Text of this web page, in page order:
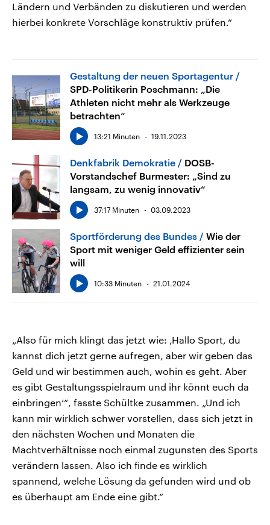
Ländern und Verbänden zu diskutieren und werden
hierbei konkrete Vorschläge konstruktiv prüfen.“
Gestaltung der neuen Sportagentur
SPD-Politikerin Poschmann: „Die
Athleten nicht mehr als Werkzeuge
betrachten“
13:21 Minuten 19.11.2023
Denkfabrik Demokratie
DOSB-
Vorstandschef Burmester: „Sind zu
langsam, zu wenig innovativ“
37:17 Minuten 03.09.2023
Sportförderung des Bundes
Wie der
Sport mit weniger Geld effizienter sein
will
10:33 Minuten 21.01.2024
„Also für mich klingt das jetzt wie: ‚Hallo Sport, du
kannst dich jetzt gerne aufregen, aber wir geben das
Geld und wir bestimmen auch, wohin es geht. Aber
es gibt Gestaltungsspielraum und ihr könnt euch da
einbringen‘“, fasste Schültke zusammen. „Und ich
kann mir wirklich schwer vorstellen, dass sich jetzt in
den nächsten Wochen und Monaten die
Machtverhältnisse noch einmal zugunsten des Sports
verändern lassen. Also ich finde es wirklich
spannend, welche Lösung da gefunden wird und ob
es überhaupt am Ende eine gibt.“